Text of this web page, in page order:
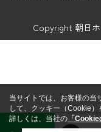
Copyright 朝日
当サイトでは、お客様の当
して、クッキー（Cookie）
詳しくは、当社の 「